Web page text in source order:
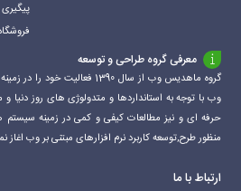
معرفی گروه طراحی و توسعه
گروه ماهدیس وب از سال 1390
وب با توجه به استانداردها و متدولوژی های روز دنیا
حرفه ای و نیز مطالعات کیفی و کمی در زمینه
منظور طرح,توسعه کاربرد نرم افزارهای مبتنی بر وب اغاز
ارتباط با ما